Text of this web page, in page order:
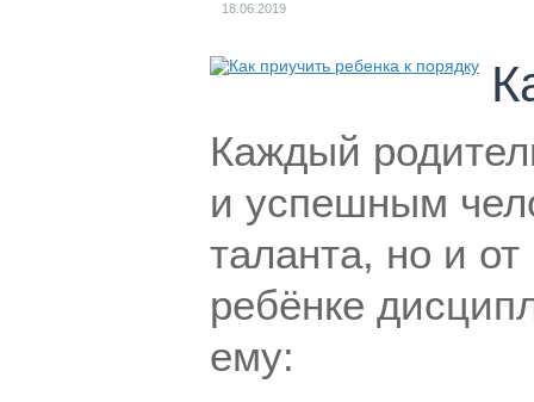
18.06.2019
Каждый
и успешным
таланта, но и
ребёнке
ему: